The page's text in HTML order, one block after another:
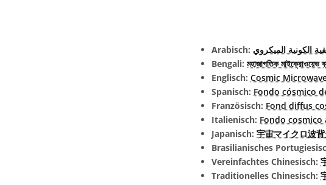
Arabisch: الكونية الميكروي
Bengali: মহাজাগতিক মাইক্রোওয়েভ
Englisch: Cosmic
Spanisch: Fondo cósmico
Französisch: Fond diffus
Italienisch: Fondo cosmico
Japanisch: 宇宙マイクロ波
Brasilianisches
Vereinfachtes Chinesisch:
Traditionelles Chinesisch: